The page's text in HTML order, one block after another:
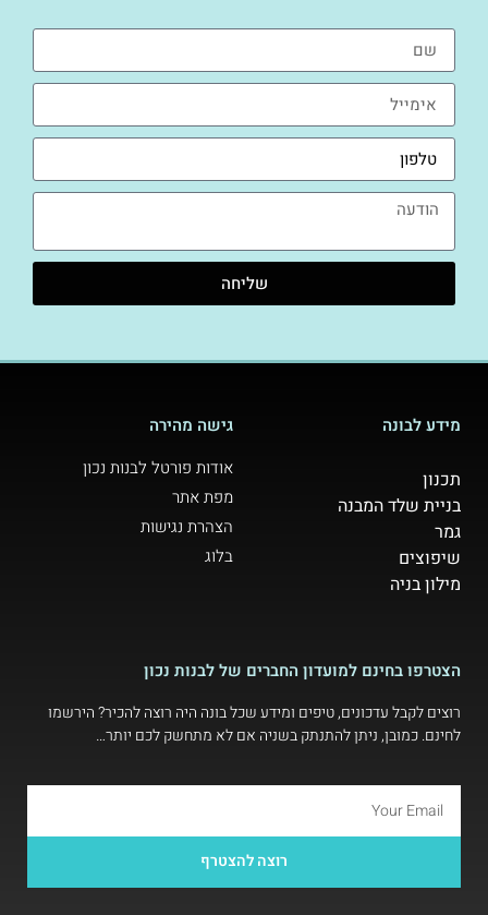
שליחה
מידע לבונה
תכנון
בניית שלד המבנה
גמר
שיפוצים
מילון בניה
גישה מהירה
אודות פורטל לבנות נכון
מפת אתר
הצהרת נגישות
בלוג
הצטרפו בחינם למועדון החברים של לבנות נכון
רוצים לקבל עדכונים, טיפים ומידע שכל בונה היה רוצה להכיר? הירשמו
לחינם. כמובן, ניתן להתנתק בשניה אם לא מתחשק לכם יותר…
רוצה להצטרף